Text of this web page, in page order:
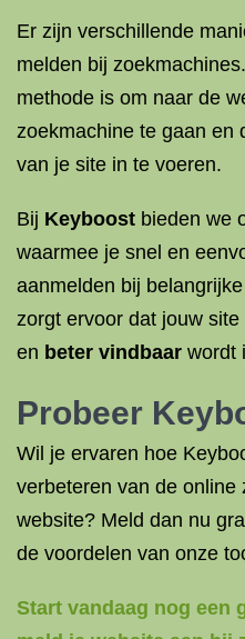
Er zijn verschillende
melden bij
methode is om naar de
zoekmachine te gaan en
van je site in te voeren.
Bij Keyboost bieden we
waarmee je snel en
aanmelden bij
zorgt ervoor dat jouw
en beter vindbaar wordt
Probeer
Wil je ervaren hoe
verbeteren van de online
website? Meld dan nu
de voordelen van onze
Start vandaag nog een